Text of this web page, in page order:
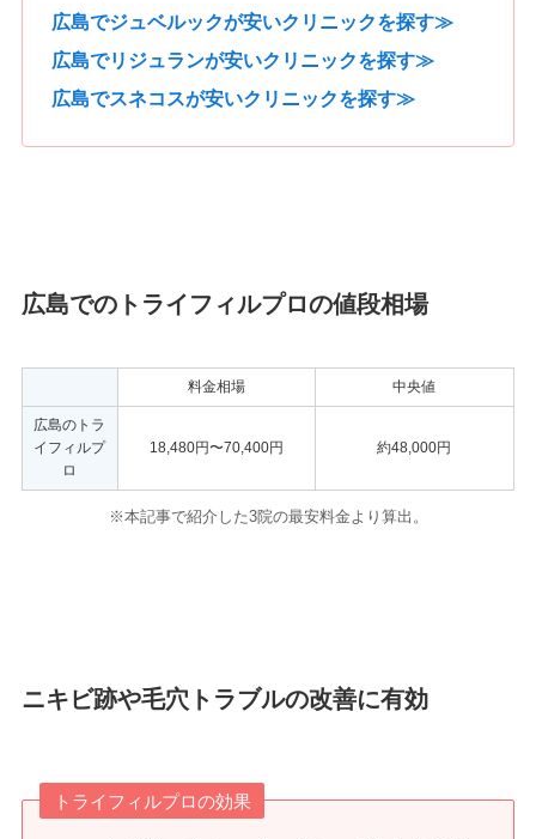
広島でジュベルックが安いクリニックを探す≫
広島でリジュランが安いクリニックを探す≫
広島でスネコスが安いクリニックを探す≫
広島でのトライフィルプロの値段相場
料金相場 中央値
広島のトラ
イフィルプ
ロ
18,480円〜70,400円 約48,000円
※本記事で紹介した3院の最安料金より算出。
ニキビ跡や毛穴トラブルの改善に有効
トライフィルプロの効果